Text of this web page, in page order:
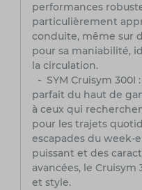
performances
particulièrement
conduite, même sur
pour sa maniabilité,
la circulation.
- SYM Cruisym
parfait du haut de
à ceux qui
pour les trajets
escapades du week-
puissant et des
avancées, le Cruisym
et style.